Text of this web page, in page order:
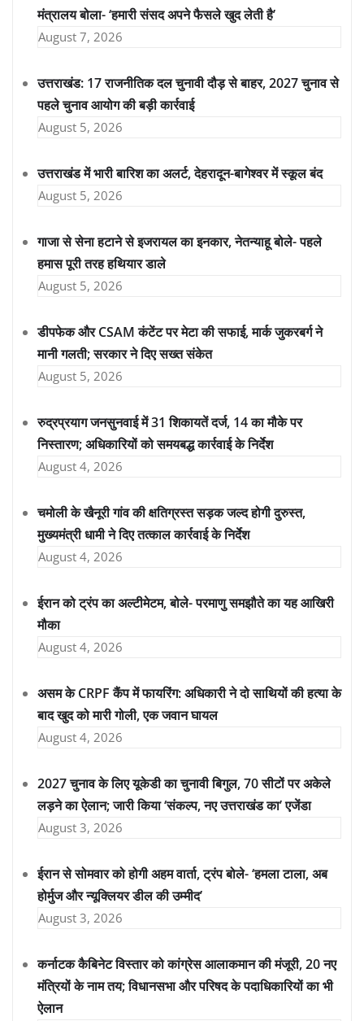
मंत्रालय बोला- ‘हमारी संसद अपने फैसले खुद लेती है’
August 7, 2026
उत्तराखंड: 17 राजनीतिक दल चुनावी दौड़ से बाहर, 2027 चुनाव से
पहले चुनाव आयोग की बड़ी कार्रवाई
August 5, 2026
उत्तराखंड में भारी बारिश का अलर्ट, देहरादून-बागेश्वर में स्कूल बंद
August 5, 2026
गाजा से सेना हटाने से इजरायल का इनकार, नेतन्याहू बोले- पहले
हमास पूरी तरह हथियार डाले
August 5, 2026
डीपफेक और CSAM कंटेंट पर मेटा की सफाई, मार्क जुकरबर्ग ने
मानी गलती; सरकार ने दिए सख्त संकेत
August 5, 2026
रुद्रप्रयाग जनसुनवाई में 31 शिकायतें दर्ज, 14 का मौके पर
निस्तारण; अधिकारियों को समयबद्ध कार्रवाई के निर्देश
August 4, 2026
चमोली के खैनूरी गांव की क्षतिग्रस्त सड़क जल्द होगी दुरुस्त,
मुख्यमंत्री धामी ने दिए तत्काल कार्रवाई के निर्देश
August 4, 2026
ईरान को ट्रंप का अल्टीमेटम, बोले- परमाणु समझौते का यह आखिरी
मौका
August 4, 2026
असम के CRPF कैंप में फायरिंग: अधिकारी ने दो साथियों की हत्या के
बाद खुद को मारी गोली, एक जवान घायल
August 4, 2026
2027 चुनाव के लिए यूकेडी का चुनावी बिगुल, 70 सीटों पर अकेले
लड़ने का ऐलान; जारी किया ‘संकल्प, नए उत्तराखंड का’ एजेंडा
August 3, 2026
ईरान से सोमवार को होगी अहम वार्ता, ट्रंप बोले- ‘हमला टाला, अब
होर्मुज और न्यूक्लियर डील की उम्मीद’
August 3, 2026
कर्नाटक कैबिनेट विस्तार को कांग्रेस आलाकमान की मंजूरी, 20 नए
मंत्रियों के नाम तय; विधानसभा और परिषद के पदाधिकारियों का भी
ऐलान